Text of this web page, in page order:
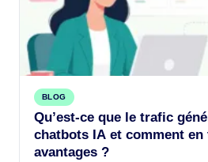
BLOG
Qu’est-ce que le trafic
chatbots IA et comment
avantages ?